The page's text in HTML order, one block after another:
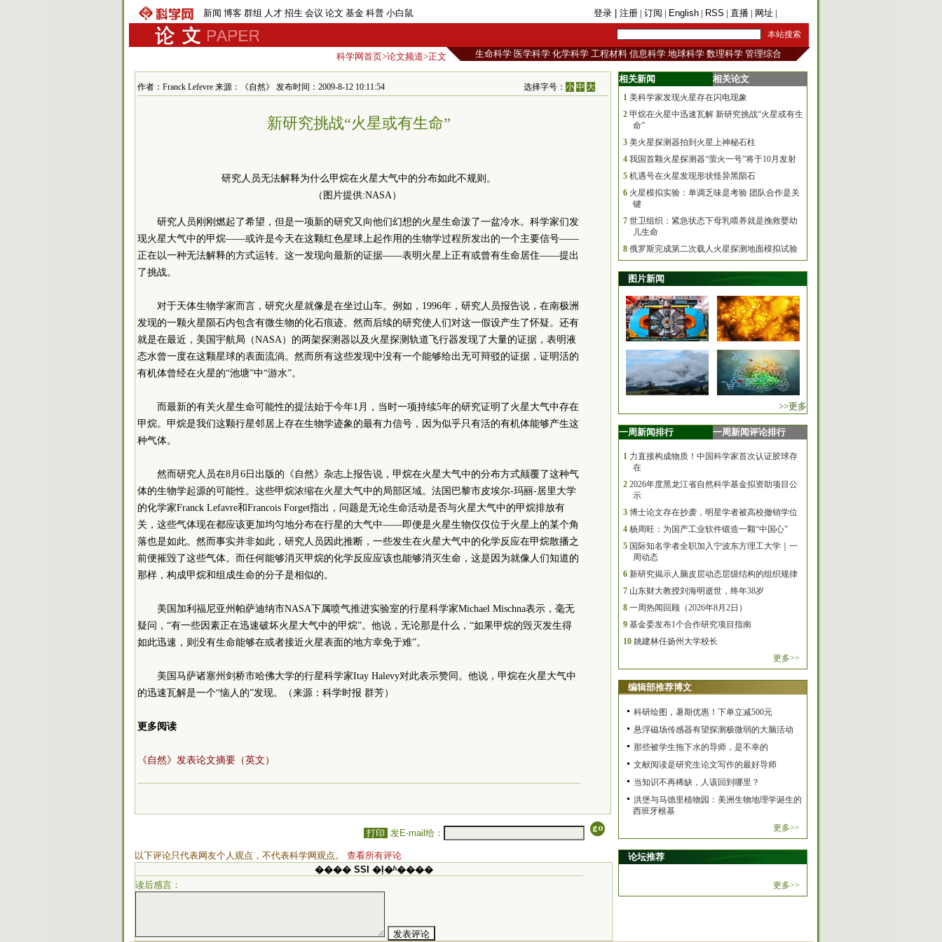
新闻 博客 群组 人才 招生 会议 论文 基金 科普 小白鼠 登录 | 注册 | 订阅 | English | RSS | 直播 | 网址 |
科学网首页>论文频道>正文 生命科学 医学科学 化学科学 工程材料 信息科学 地球科学 数理科学 管理综合
作者：Franck Lefevre 来源：《自然》 发布时间：2009-8-12 10:11:54 选择字号：小 中 大
新研究挑战“火星或有生命”
研究人员无法解释为什么甲烷在火星大气中的分布如此不规则。
（图片提供:NASA）
研究人员刚刚燃起了希望，但是一项新的研究又向他们幻想的火星生命泼了一盆冷水。科学家们发
现火星大气中的甲烷——或许是今天在这颗红色星球上起作用的生物学过程所发出的一个主要信号——
正在以一种无法解释的方式运转。这一发现向最新的证据——表明火星上正有或曾有生命居住——提出
了挑战。
对于天体生物学家而言，研究火星就像是在坐过山车。例如，1996年，研究人员报告说，在南极洲
发现的一颗火星陨石内包含有微生物的化石痕迹。然而后续的研究使人们对这一假设产生了怀疑。还有
就是在最近，美国宇航局（NASA）的两架探测器以及火星探测轨道飞行器发现了大量的证据，表明液
态水曾一度在这颗星球的表面流淌。然而所有这些发现中没有一个能够给出无可辩驳的证据，证明活的
有机体曾经在火星的“池塘”中“游水”。
而最新的有关火星生命可能性的提法始于今年1月，当时一项持续5年的研究证明了火星大气中存在
甲烷。甲烷是我们这颗行星邻居上存在生物学迹象的最有力信号，因为似乎只有活的有机体能够产生这
种气体。
然而研究人员在8月6日出版的《自然》杂志上报告说，甲烷在火星大气中的分布方式颠覆了这种气
体的生物学起源的可能性。这些甲烷浓缩在火星大气中的局部区域。法国巴黎市皮埃尔-玛丽-居里大学
的化学家Franck Lefavre和Francois Forget指出，问题是无论生命活动是否与火星大气中的甲烷排放有
关，这些气体现在都应该更加均匀地分布在行星的大气中——即便是火星生物仅仅位于火星上的某个角
落也是如此。然而事实并非如此，研究人员因此推断，一些发生在火星大气中的化学反应在甲烷散播之
前便摧毁了这些气体。而任何能够消灭甲烷的化学反应应该也能够消灭生命，这是因为就像人们知道的
那样，构成甲烷和组成生命的分子是相似的。
美国加利福尼亚州帕萨迪纳市NASA下属喷气推进实验室的行星科学家Michael Mischna表示，毫无
疑问，“有一些因素正在迅速破坏火星大气中的甲烷”。他说，无论那是什么，“如果甲烷的毁灭发生得
如此迅速，则没有生命能够在或者接近火星表面的地方幸免于难”。
美国马萨诸塞州剑桥市哈佛大学的行星科学家Itay Halevy对此表示赞同。他说，甲烷在火星大气中
的迅速瓦解是一个“恼人的”发现。（来源：科学时报 群芳）
更多阅读
《自然》发表论文摘要（英文）
打印 发E-mail给：
以下评论只代表网友个人观点，不代表科学网观点。 查看所有评论
���� SSI �ļ�ʱ����
读后感言：
相关新闻 相关论文
1 美科学家发现火星存在闪电现象
2 甲烷在火星中迅速瓦解 新研究挑战“火星或有生
命”
3 美火星探测器拍到火星上神秘石柱
4 我国首颗火星探测器“萤火一号”将于10月发射
5 机遇号在火星发现形状怪异黑陨石
6 火星模拟实验：单调乏味是考验 团队合作是关
键
7 世卫组织：紧急状态下母乳喂养就是挽救婴幼
儿生命
8 俄罗斯完成第二次载人火星探测地面模拟试验
图片新闻
>>更多
一周新闻排行 一周新闻评论排行
1 力直接构成物质！中国科学家首次认证胶球存
在
2 2026年度黑龙江省自然科学基金拟资助项目公
示
3 博士论文存在抄袭，明星学者被高校撤销学位
4 杨周旺：为国产工业软件锻造一颗“中国心”
5 国际知名学者全职加入宁波东方理工大学｜一
周动态
6 新研究揭示人脑皮层动态层级结构的组织规律
7 山东财大教授刘海明逝世，终年38岁
8 一周热闻回顾（2026年8月2日）
9 基金委发布1个合作研究项目指南
10 姚建林任扬州大学校长
更多>>
编辑部推荐博文
科研绘图，暑期优惠！下单立减500元
悬浮磁场传感器有望探测极微弱的大脑活动
那些被学生拖下水的导师，是不幸的
文献阅读是研究生论文写作的最好导师
当知识不再稀缺，人该回到哪里？
洪堡与马德里植物园：美洲生物地理学诞生的
西班牙根基
更多>>
论坛推荐
更多>>